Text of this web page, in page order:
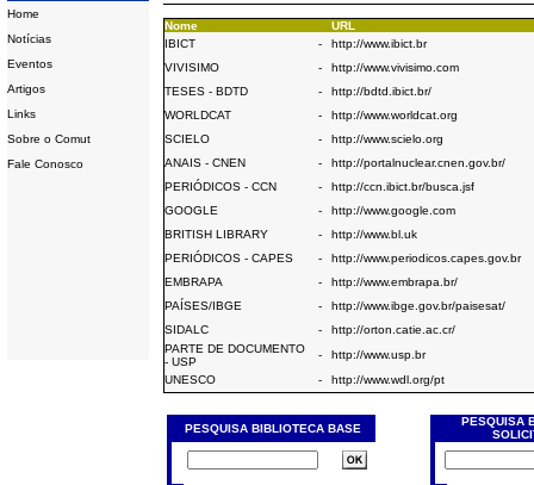
Home
Notícias
Eventos
Artigos
Links
Sobre o Comut
Fale Conosco
Nome
URL
IBICT
-
http://www.ibict.br
VIVISIMO
-
http://www.vivisimo.com
TESES - BDTD
-
http://bdtd.ibict.br/
WORLDCAT
-
http://www.worldcat.org
SCIELO
-
http://www.scielo.org
ANAIS - CNEN
-
http://portalnuclear.cnen.gov.br/
PERIÓDICOS - CCN
-
http://ccn.ibict.br/busca.jsf
GOOGLE
-
http://www.google.com
BRITISH LIBRARY
-
http://www.bl.uk
PERIÓDICOS - CAPES
-
http://www.periodicos.capes.gov.br
EMBRAPA
-
http://www.embrapa.br/
PAÍSES/IBGE
-
http://www.ibge.gov.br/paisesat/
SIDALC
-
http://orton.catie.ac.cr/
PARTE DE DOCUMENTO
- USP
-
http://www.usp.br
UNESCO
- http://www.wdl.org/pt
PESQUISA BIBLIOTECA BASE
PESQUISA